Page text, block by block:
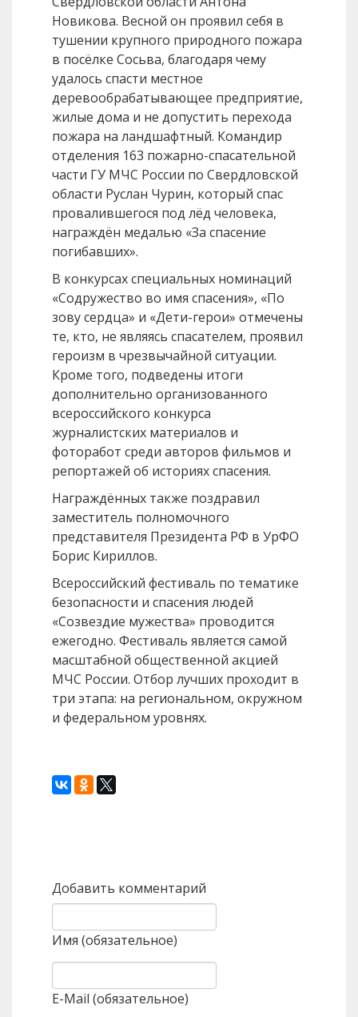
Новикова. Весной он проявил себя в
тушении крупного природного пожара
в посёлке Сосьва, благодаря чему
удалось спасти местное
деревообрабатывающее предприятие,
жилые дома и не допустить перехода
пожара на ландшафтный. Командир
отделения 163 пожарно-спасательной
части ГУ МЧС России по Свердловской
области Руслан Чурин, который спас
провалившегося под лёд человека,
награждён медалью «За спасение
погибавших».
В конкурсах специальных номинаций
«Содружество во имя спасения», «По
зову сердца» и «Дети-герои» отмечены
те, кто, не являясь спасателем, проявил
героизм в чрезвычайной ситуации.
Кроме того, подведены итоги
дополнительно организованного
всероссийского конкурса
журналистских материалов и
фоторабот среди авторов фильмов и
репортажей об историях спасения.
Награждённых также поздравил
заместитель полномочного
представителя Президента РФ в УрФО
Борис Кириллов.
Всероссийский фестиваль по тематике
безопасности и спасения людей
«Созвездие мужества» проводится
ежегодно. Фестиваль является самой
масштабной общественной акцией
МЧС России. Отбор лучших проходит в
три этапа: на региональном, окружном
и федеральном уровнях.
Добавить комментарий
Имя (обязательное)
E-Mail (обязательное)